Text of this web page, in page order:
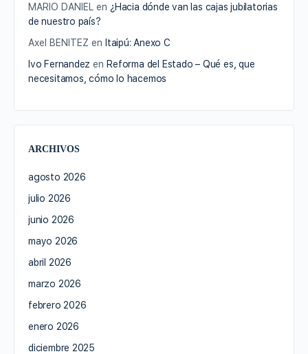
MARIO DANIEL en ¿Hacia dónde van las cajas jubilatorias
de nuestro país?
Axel BENITEZ en Itaipú: Anexo C
Ivo Fernandez enReforma del Estado – Qué es, que
necesitamos, cómo lo hacemos
ARCHIVOS
agosto 2026
julio 2026
junio 2026
mayo 2026
abril 2026
marzo 2026
febrero 2026
enero 2026
diciembre 2025